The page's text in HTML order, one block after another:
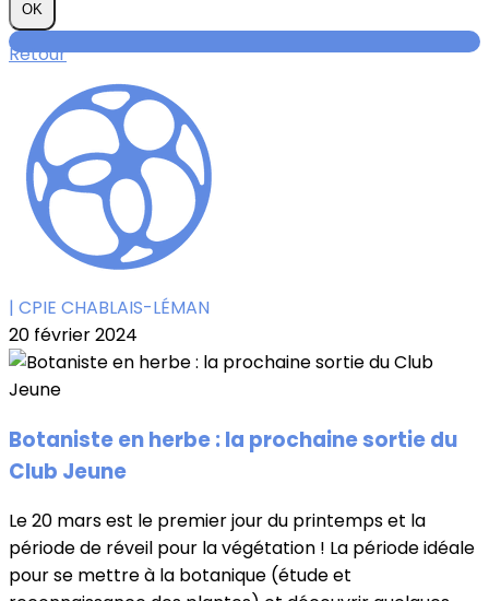
OK
Retour
| CPIE CHABLAIS-LÉMAN
20 février 2024
Botaniste en herbe : la prochaine sortie du
Club Jeune
Le 20 mars est le premier jour du printemps et la
période de réveil pour la végétation ! La période idéale
pour se mettre à la botanique (étude et